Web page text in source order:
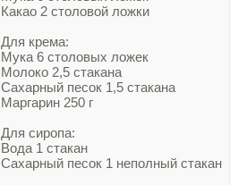
Какао 2 столовой ложки
Для крема:
Мука 6 столовых ложек
Молоко 2,5 стакана
Сахарный песок 1,5 стакана
Маргарин 250 г
Для сиропа:
Вода 1 стакан
Сахарный песок 1 неполный стакан